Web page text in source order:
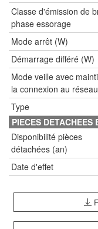
Classe d'émission de
phase essorage
Mode arrêt (W)
Démarrage différé (W)
Mode veille avec
la connexion au
Type
PIECES
Disponibilité pièces
détachées (an)
Date d'effet